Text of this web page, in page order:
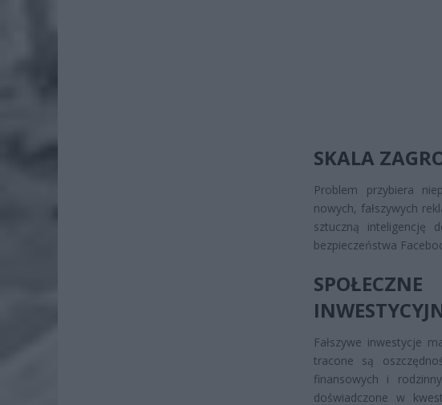
SKALA
Problem przybiera
nowych, fałszywych
sztuczną inteligencję
bezpieczeństwa
Fałszywe inwestycje
tracone są
finansowych i
doświadczone w